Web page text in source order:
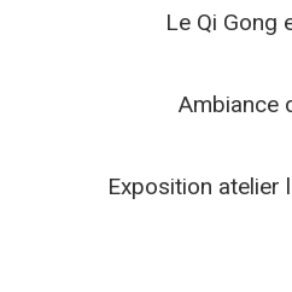
Le Qi Gong
Ambiance
Exposition atelier